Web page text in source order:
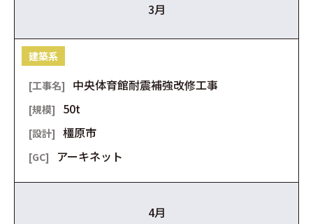
3月
建築系
中央体育館耐震補強改修工事
50t
橿原市
アーキネット
4月